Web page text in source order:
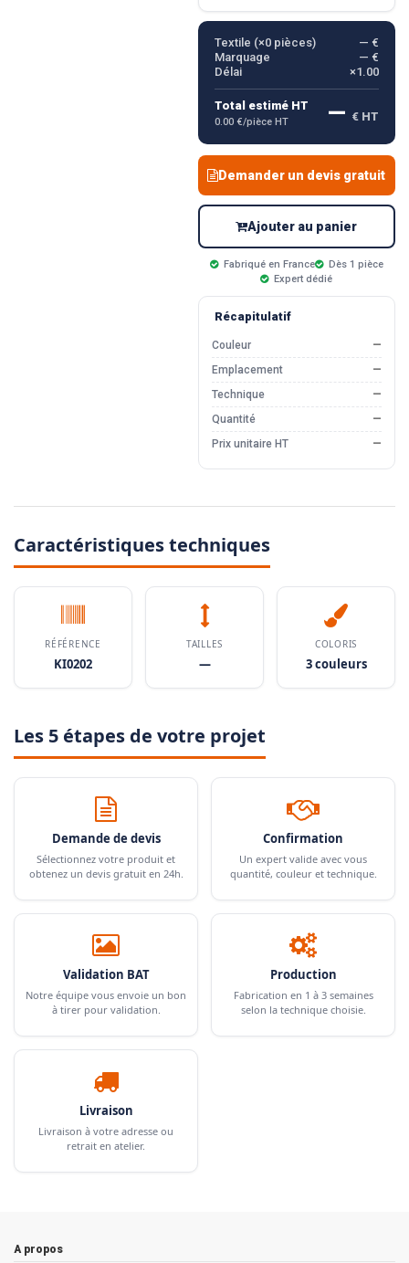
Textile (×0pièces)
— €
Marquage
— €
Délai
×1.00
Total estimé HT
0.00 €/pièce HT — € HT
Demander un devis gratuit
Ajouter au panier
Fabriqué en France
Dès 1 pièce
Expert dédié
Récapitulatif
Couleur
—
Emplacement
—
Technique
—
Quantité
—
Prix unitaire HT
—
Caractéristiques techniques
RÉFÉRENCE
KI0202
TAILLES
—
COLORIS
3 couleurs
Les 5 étapes de votre projet
Demande de devis
Sélectionnez votre produit et
obtenez un devis gratuit en 24h.
Confirmation
Un expert valide avec vous
quantité, couleur et technique.
Validation BAT
Notre équipe vous envoie un bon
à tirer pour validation.
Production
Fabrication en 1 à 3 semaines
selon la technique choisie.
Livraison
Livraison à votre adresse ou
retrait en atelier.
A propos